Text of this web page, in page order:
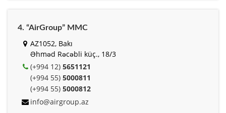
4. “AirGroup” MMC
AZ1052, Bakı
Əhməd Rəcəbli küç., 18/3
(+994 12) 5651121
(+994 55) 5000811
(+994 55) 5000812
info@airgroup.az